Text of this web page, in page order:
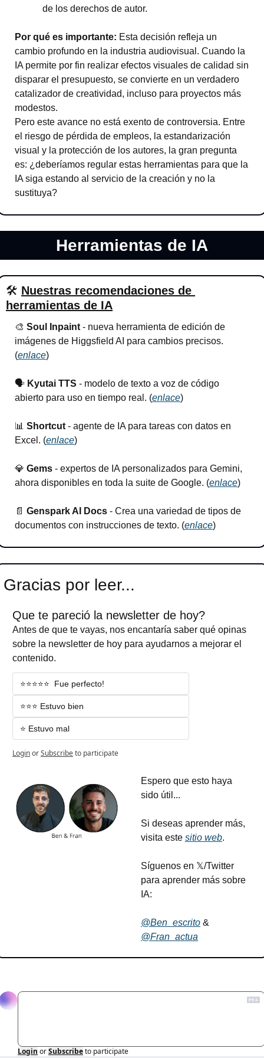
de los derechos de autor.
Por qué es importante: Esta decisión refleja un
cambio profundo en la industria audiovisual. Cuando la
IA permite por fin realizar efectos visuales de calidad sin
disparar el presupuesto, se convierte en un verdadero
catalizador de creatividad, incluso para proyectos más
modestos.
Pero este avance no está exento de controversia. Entre
el riesgo de pérdida de empleos, la estandarización
visual y la protección de los autores, la gran pregunta
es: ¿deberíamos regular estas herramientas para que la
IA siga estando al servicio de la creación y no la
sustituya?
Herramientas de IA
🛠 Nuestras recomendaciones de
herramientas de IA
🎨 Soul Inpaint - nueva herramienta de edición de
imágenes de Higgsfield AI para cambios precisos.
(enlace)
🗣️ Kyutai TTS - modelo de texto a voz de código
abierto para uso en tiempo real. (enlace)
📊 Shortcut - agente de IA para tareas con datos en
Excel. (enlace)
💎 Gems - expertos de IA personalizados para Gemini,
ahora disponibles en toda la suite de Google. (enlace)
📄 Genspark AI Docs - Crea una variedad de tipos de
documentos con instrucciones de texto. (enlace)
Gracias por leer...
Que te pareció la newsletter de hoy?
Antes de que te vayas, nos encantaría saber qué opinas
sobre la newsletter de hoy para ayudarnos a mejorar el
contenido.
⭐️⭐️⭐️⭐️⭐️  Fue perfecto!
⭐️⭐️⭐️ Estuvo bien
⭐️ Estuvo mal
LoginorSubscribeto participate
Espero que esto haya
sido útil...
Si deseas aprender más,
visita este sitio web.
Síguenos en 𝕏/Twitter
para aprender más sobre
IA:
@Ben_escrito
@Fran_actua
Login orSubscribeto participate